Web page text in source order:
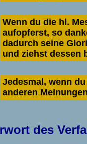
Wenn du die hl.
aufopferst, so
dadurch seine
und ziehst dessen
Jedesmal, wenn
anderen
des